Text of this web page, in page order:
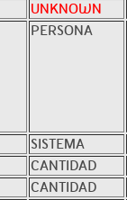
UNKNOWN
PERSONA
SISTEMA
CANTIDAD
CANTIDAD